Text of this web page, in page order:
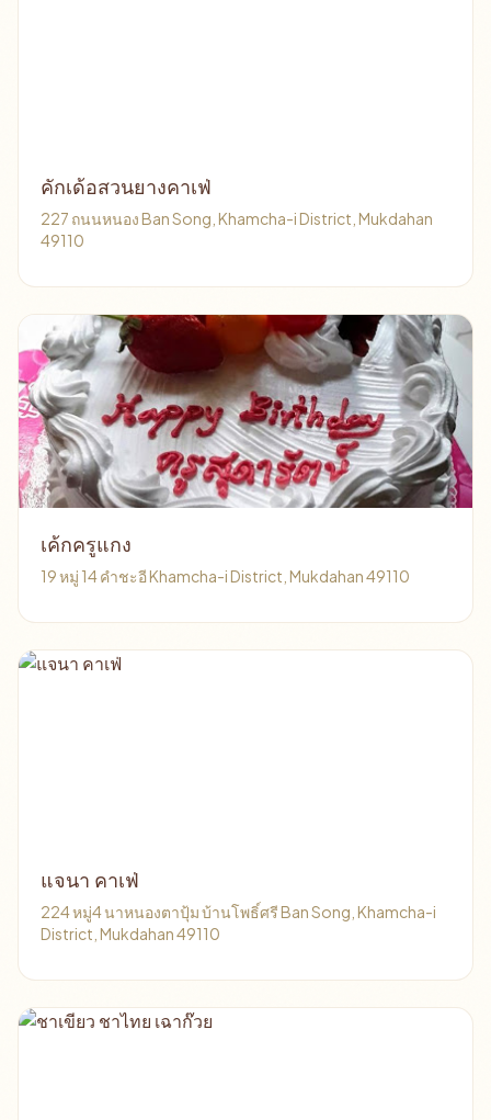
คักเด้อสวนยางคาเฟ่
227 ถนนหนอง Ban Song, Khamcha-i District, Mukdahan
49110
เค้กครูแกง
19 หมู่ 14 คำชะอี Khamcha-i District, Mukdahan 49110
แจนา คาเฟ่
224 หมู่4 นาหนองตาปุ้ม บ้านโพธิ์ศรี Ban Song, Khamcha-i
District, Mukdahan 49110